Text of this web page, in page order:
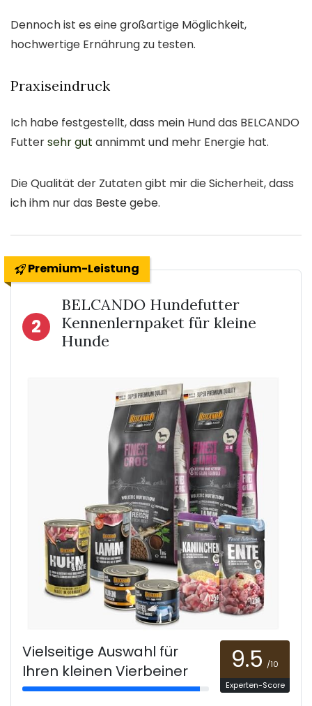
Dennoch ist es eine großartige Möglichkeit,
hochwertige Ernährung zu testen.
Praxiseindruck
Ich habe festgestellt, dass mein Hund das BELCANDO
Futtersehr gut annimmt und mehr Energie hat.
Die Qualität der Zutaten gibt mir die Sicherheit, dass
ich ihm nur das Beste gebe.
Premium-Leistung
2
BELCANDO Hundefutter
Kennenlernpaket für kleine
Hunde
Vielseitige Auswahl für
Ihren kleinen Vierbeiner
9.5 /10
Experten-Score